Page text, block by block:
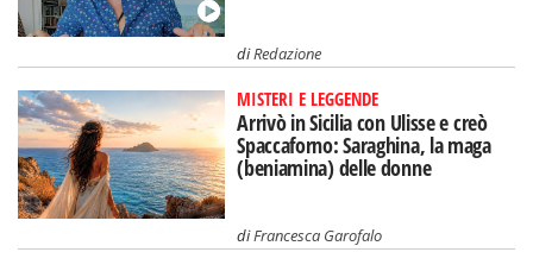
diRedazione
MISTERI E LEGGENDE
Arrivò in Sicilia con Ulisse e creò
Spaccaforno: Saraghina, la maga
(beniamina) delle donne
diFrancesca Garofalo